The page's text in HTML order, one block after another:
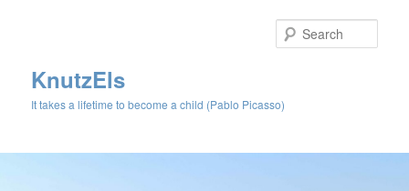
KnutzEls
It takes a lifetime to become a child (Pablo Picasso)